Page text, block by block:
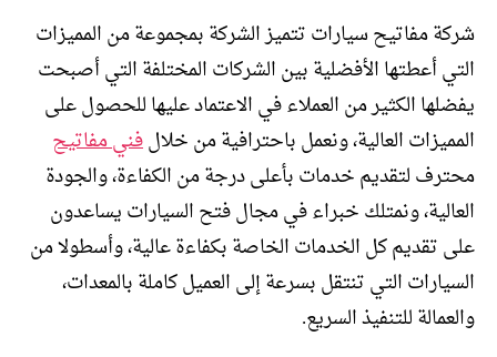
شركة مفاتيح سيارات تتميز الشركة بمجموعة من المميزات
التي أعطتها الأفضلية بين الشركات المختلفة التي أصبحت
يفضلها الكثير من العملاء في الاعتماد عليها للحصول على
المميزات العالية، ونعمل باحترافية من خلالفني مفاتيح
محترف لتقديم خدمات بأعلى درجة من الكفاءة، والجودة
العالية، ونمتلك خبراء في مجال فتح السيارات يساعدون
على تقديم كل الخدمات الخاصة بكفاءة عالية، وأسطولا من
السيارات التي تنتقل بسرعة إلى العميل كاملة بالمعدات،
والعمالة للتنفيذ السريع.